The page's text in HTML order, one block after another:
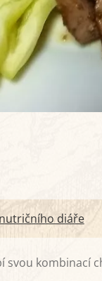
diáře
svou kombinací